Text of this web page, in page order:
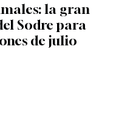
la gran
Sodre para
de julio